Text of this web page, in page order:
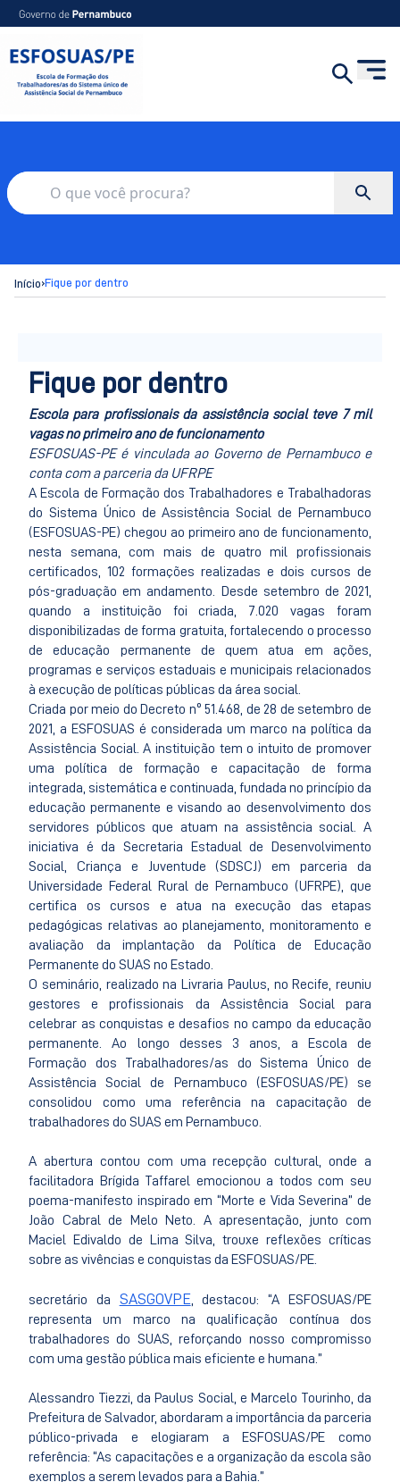
Início›Fique por dentro
Fique por dentro
Escola para profissionais da assistência social teve 7 mil
vagas no primeiro ano de funcionamento
ESFOSUAS-PE é vinculada ao Governo de Pernambuco e
conta com a parceria da UFRPE
A Escola de Formação dos Trabalhadores e Trabalhadoras
do Sistema Único de Assistência Social de Pernambuco
(ESFOSUAS-PE) chegou ao primeiro ano de funcionamento,
nesta semana, com mais de quatro mil profissionais
certificados, 102 formações realizadas e dois cursos de
pós-graduação em andamento. Desde setembro de 2021,
quando a instituição foi criada, 7.020 vagas foram
disponibilizadas de forma gratuita, fortalecendo o processo
de educação permanente de quem atua em ações,
programas e serviços estaduais e municipais relacionados
à execução de políticas públicas da área social.
Criada por meio do Decreto nº 51.468, de 28 de setembro de
2021, a ESFOSUAS é considerada um marco na política da
Assistência Social. A instituição tem o intuito de promover
uma política de formação e capacitação de forma
integrada, sistemática e continuada, fundada no princípio da
educação permanente e visando ao desenvolvimento dos
servidores públicos que atuam na assistência social. A
iniciativa é da Secretaria Estadual de Desenvolvimento
Social, Criança e Juventude (SDSCJ) em parceria da
Universidade Federal Rural de Pernambuco (UFRPE), que
certifica os cursos e atua na execução das etapas
pedagógicas relativas ao planejamento, monitoramento e
avaliação da implantação da Política de Educação
Permanente do SUAS no Estado.
O seminário, realizado na Livraria Paulus, no Recife, reuniu
gestores e profissionais da Assistência Social para
celebrar as conquistas e desafios no campo da educação
permanente. Ao longo desses 3 anos, a Escola de
Formação dos Trabalhadores/as do Sistema Único de
Assistência Social de Pernambuco (ESFOSUAS/PE) se
consolidou como uma referência na capacitação de
trabalhadores do SUAS em Pernambuco.
A abertura contou com uma recepção cultural, onde a
facilitadora Brígida Taffarel emocionou a todos com seu
poema-manifesto inspirado em “Morte e Vida Severina” de
João Cabral de Melo Neto. A apresentação, junto com
Maciel Edivaldo de Lima Silva, trouxe reflexões críticas
sobre as vivências e conquistas da ESFOSUAS/PE.
secretário da SASGOVPE , destacou: “A ESFOSUAS/PE
representa um marco na qualificação contínua dos
trabalhadores do SUAS, reforçando nosso compromisso
com uma gestão pública mais eficiente e humana.”
Alessandro Tiezzi, da Paulus Social, e Marcelo Tourinho, da
Prefeitura de Salvador, abordaram a importância da parceria
público-privada e elogiaram a ESFOSUAS/PE como
referência: “As capacitações e a organização da escola são
exemplos a serem levados para a Bahia.”